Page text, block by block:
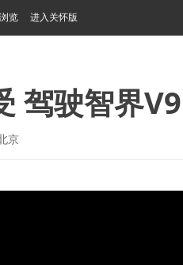
览 进入关怀版
驾驶智界
京